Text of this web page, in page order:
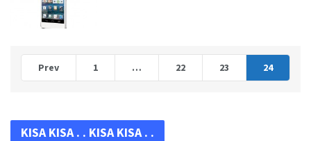
Prev 1 … 22 23 24
KISA KISA . . KISA KISA . .